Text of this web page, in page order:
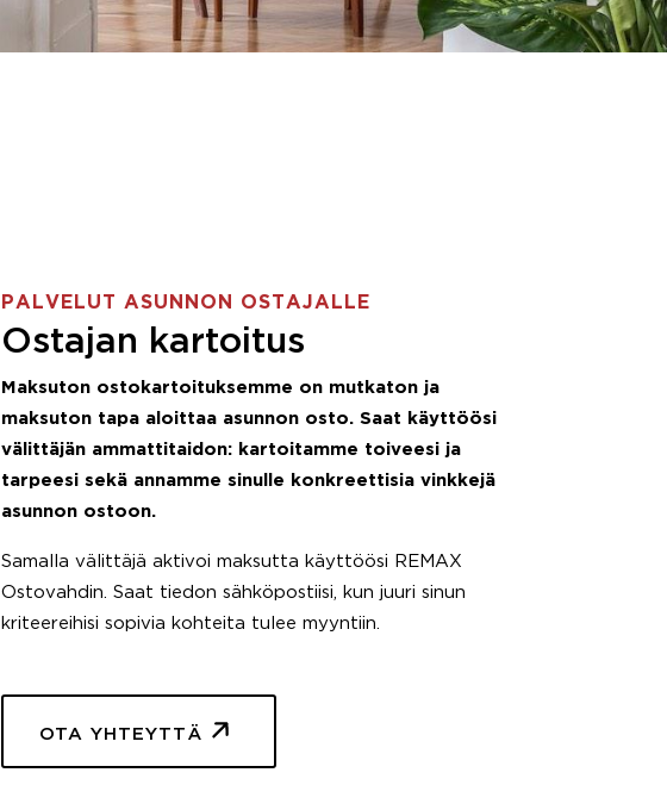
PALVELUT ASUNNON OSTAJALLE
Ostajan kartoitus
Maksuton ostokartoituksemme on mutkaton ja
maksuton tapa aloittaa asunnon osto. Saat käyttöösi
välittäjän ammattitaidon: kartoitamme toiveesi ja
tarpeesi sekä annamme sinulle konkreettisia vinkkejä
asunnon ostoon.
Samalla välittäjä aktivoi maksutta käyttöösi REMAX
Ostovahdin. Saat tiedon sähköpostiisi, kun juuri sinun
kriteereihisi sopivia kohteita tulee myyntiin.
OTA YHTEYTTÄ